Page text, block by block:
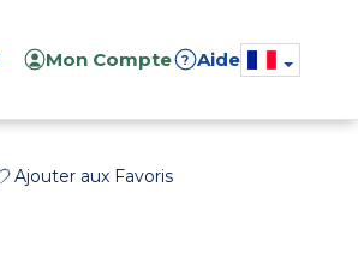
Mon Compte ? Aide
Ajouter aux Favoris